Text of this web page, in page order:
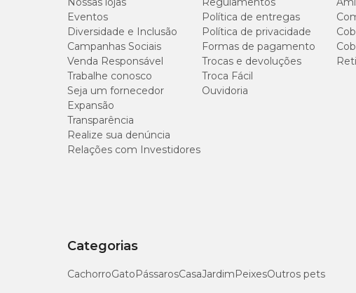
Moela de frango, peito de frango, fígado de frango, carne bovina,
Níveis de Garantia
Componente
Carboidratos
Eventos
Diversidade e Inclusão
Campanhas Sociais
Venda Responsável
Trabalhe conosco
Seja um fornecedor
Expansão
Transparência
Realize sua denúncia
Relações com Investidores
Política de entregas
Política de privacidade
Formas de pagamento
Trocas e devoluções
Troca Fácil
Ouvidoria
Categorias
CachorroGatoPássarosCasaJardimPeixesOutros pets